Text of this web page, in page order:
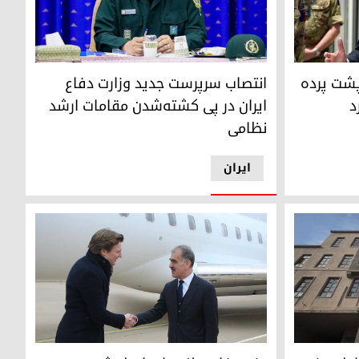
پشت پرده سرتیپ مجید ابن‌رضا
ایران
انتصاب سرپرست جدید وزارت دفاع
ایران در پی کشته‌شدن مقامات ارشد
نظامی
سفین دزه‌ای مسئول اداره‌ی روابط خارجی اقلیم